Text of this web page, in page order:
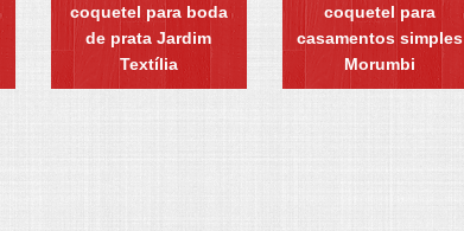
coquetel para boda
de prata Jardim
Textília
coquetel para
casamentos simples
Morumbi